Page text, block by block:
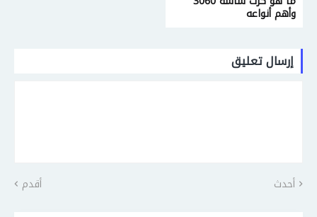
وأهم أنواعه
إرسال تعليق
أحدث أقدم